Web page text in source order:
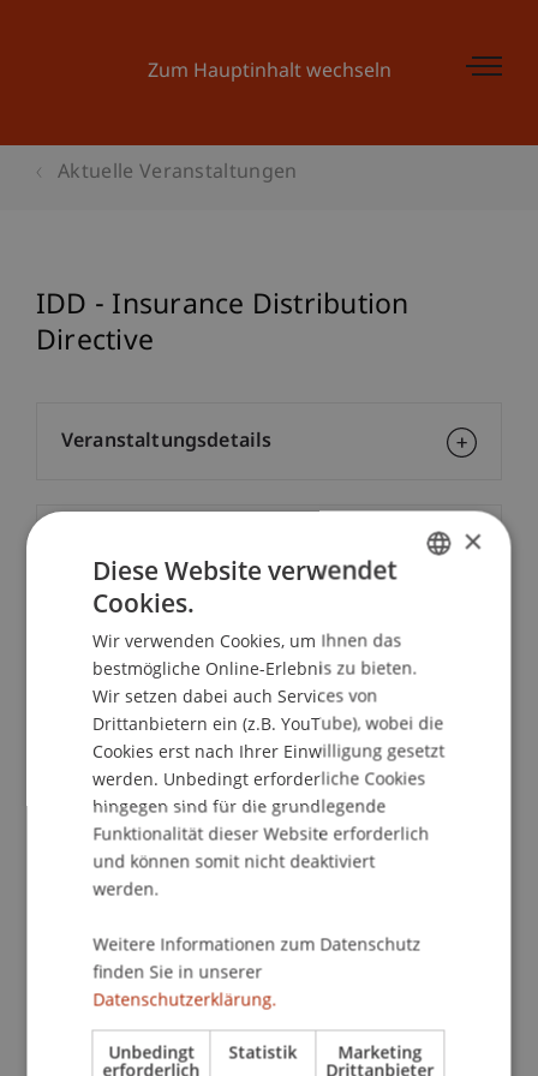
Zum Hauptinhalt wechseln
Aktuelle Veranstaltungen
IDD - Insurance Distribution
Directive
Dozierende/Dozierender:
MMag. Dr. Stephan Lenzhofer
School/Professur:
Bank- und Finanzmarktrecht
Die IDD ist die massgebende Rechtsgrundlage für
den Versicherungsvertrieb. Wer erfolgreich
Versicherungsprodukte vertreiben will, muss
Rahmen der Veranstaltung werden die
wichtigsten Regelungen der IDD behandelt:
Verhaltenspflichten, Umgang mit
Interessenkonflikten, Vergütungsregeln,
Informationspflichten, Beratungspflichten etc.
Veranstaltungsdetails
×
Diese Website verwendet
Cookies.
Wir verwenden Cookies, um Ihnen das
bestmögliche Online-Erlebnis zu bieten.
Wir setzen dabei auch Services von
Drittanbietern ein (z.B. YouTube), wobei die
Cookies erst nach Ihrer Einwilligung gesetzt
werden. Unbedingt erforderliche Cookies
hingegen sind für die grundlegende
Funktionalität dieser Website erforderlich
und können somit nicht deaktiviert
werden.
Weitere Informationen zum Datenschutz
finden Sie in unserer
Datenschutzerklärung.
Unbedingt
erforderlich
Statistik Marketing
Drittanbieter